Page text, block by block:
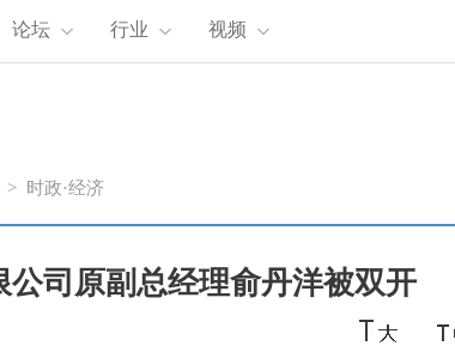
论坛 行业 视频
> 时政·经济
司原副总经理俞丹洋被双开